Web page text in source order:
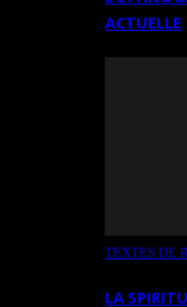
ACTUELLE
TEXTES DE
LA